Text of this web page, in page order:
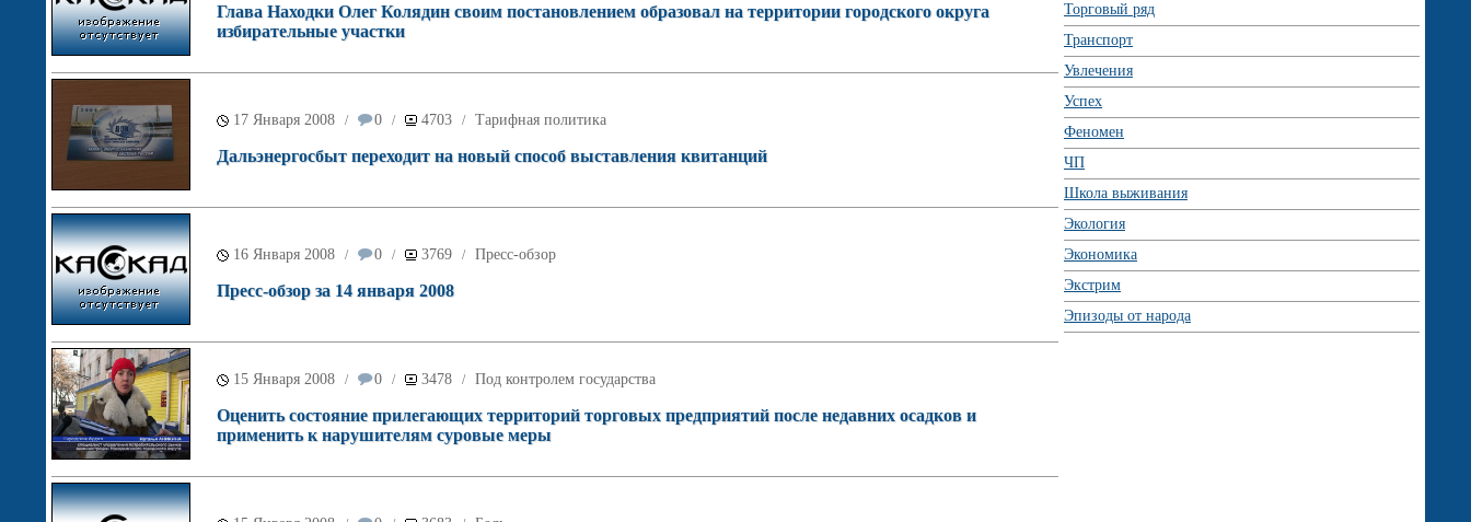
Глава Находки Олег Колядин своим постановлением образовал на территории городского округа
избирательные участки
17 Января 2008 / 0 / 4703 / Тарифная политика
Дальэнергосбыт переходит на новый способ выставления квитанций
16 Января 2008 / 0 / 3769 / Пресс-обзор
Пресс-обзор за 14 января 2008
15 Января 2008 / 0 / 3478 / Под контролем государства
Оценить состояние прилегающих территорий торговых предприятий после недавних осадков и
применить к нарушителям суровые меры
Торговый ряд
Транспорт
Увлечения
Успех
Феномен
ЧП
Школа выживания
Экология
Экономика
Экстрим
Эпизоды от народа